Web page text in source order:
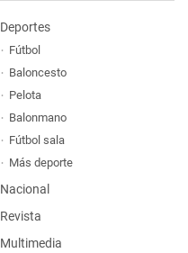
Deportes
Fútbol
Baloncesto
Pelota
Balonmano
Fútbol sala
Más deporte
Nacional
Revista
Multimedia